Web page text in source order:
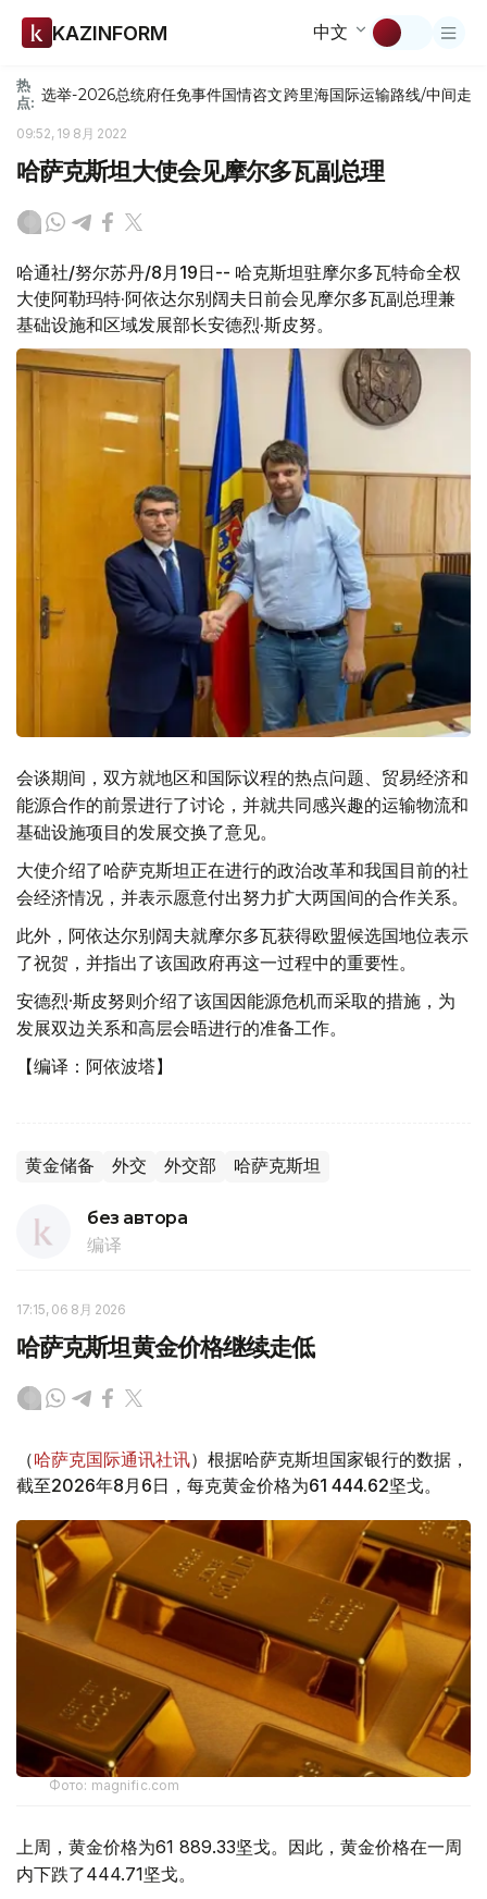
KAZINFORM 中文
热
点: 选举-2026总统府任免事件国情咨文跨里海国际运输路线/中间走廊
09:52, 19 8月 2022
哈萨克斯坦大使会见摩尔多瓦副总理
哈通社/努尔苏丹/8月19日-- 哈克斯坦驻摩尔多瓦特命全权
大使阿勒玛特·阿依达尔别阔夫日前会见摩尔多瓦副总理兼
基础设施和区域发展部长安德烈·斯皮努。
会谈期间，双方就地区和国际议程的热点问题、贸易经济和
能源合作的前景进行了讨论，并就共同感兴趣的运输物流和
基础设施项目的发展交换了意见。
大使介绍了哈萨克斯坦正在进行的政治改革和我国目前的社
会经济情况，并表示愿意付出努力扩大两国间的合作关系。
此外，阿依达尔别阔夫就摩尔多瓦获得欧盟候选国地位表示
了祝贺，并指出了该国政府再这一过程中的重要性。
安德烈·斯皮努则介绍了该国因能源危机而采取的措施，为
发展双边关系和高层会晤进行的准备工作。
【编译：阿依波塔】
黄金储备 外交 外交部 哈萨克斯坦
без автора
编译
17:15, 06 8月 2026
哈萨克斯坦黄金价格继续走低
（哈萨克国际通讯社讯）根据哈萨克斯坦国家银行的数据，
截至2026年8月6日，每克黄金价格为61 444.62坚戈。
Фото: magnific.com
上周，黄金价格为61 889.33坚戈。因此，黄金价格在一周
内下跌了444.71坚戈。